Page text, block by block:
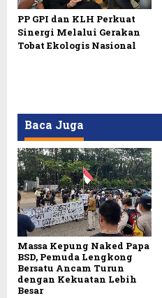
PP GPI dan KLH Perkuat
Sinergi Melalui Gerakan
Tobat Ekologis Nasional
Baca Juga
Massa Kepung Naked Papa
BSD, Pemuda Lengkong
Bersatu Ancam Turun
dengan Kekuatan Lebih
Besar